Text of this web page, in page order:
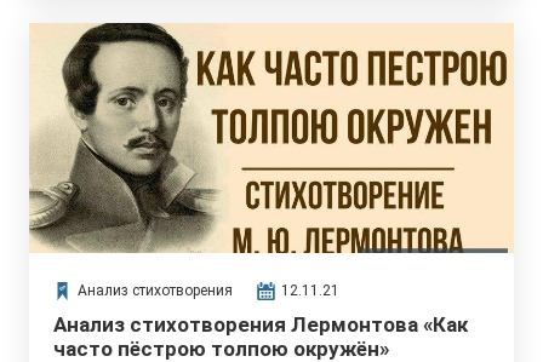
Анализ стихотворения 12.11.21
Анализ стихотворения Лермонтова «Как
часто пёстрою толпою окружён»